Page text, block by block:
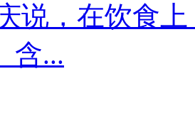
说，在饮食
含...